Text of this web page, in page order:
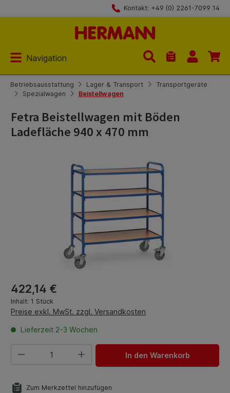
Kontakt: +49 (0) 2261-7099 14
Navigation
Du hast 0
Betriebsausstattung Lager & Transport
Transportgeräte
Spezialwagen
Beistellwagen
Fetra Beistellwagen mit Böden
Ladefläche 940 x 470 mm
Bildergalerie überspringen
Regulärer Preis:
422,14 €
Inhalt: 1 Stück
Preise exkl. MwSt. zzgl. Versandkosten
Lieferzeit 2-3 Wochen
Produkt Anzahl: Gib den gewünschten Wert ein oder
In den Warenkorb
Zum Merkzettel hinzufügen